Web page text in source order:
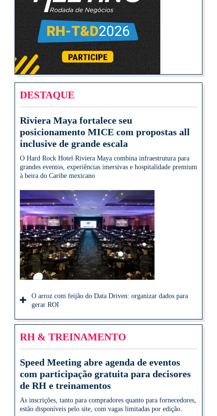
DESTAQUE
Riviera Maya fortalece seu
posicionamento MICE com propostas all
inclusive de grande escala
O Hard Rock Hotel Riviera Maya combina infraestrutura para
grandes eventos, experiências imersivas e hospitalidade premium
à beira do Caribe mexicano
O arroz com feijão do Data Driven: organizar dados para
gerar ROI
RH & TREINAMENTO
Speed Meeting abre agenda de eventos
com participação gratuita para decisores
de RH e treinamentos
As inscrições, tanto para compradores quanto para fornecedores,
estão disponíveis pelo site, com vagas limitadas por edição.